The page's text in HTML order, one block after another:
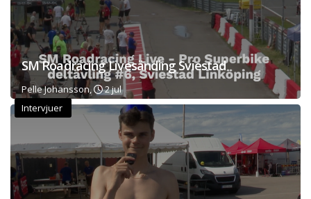
SM Roadracing Livesänding Sviestad
Pelle Johansson,
2 jul
Intervjuer